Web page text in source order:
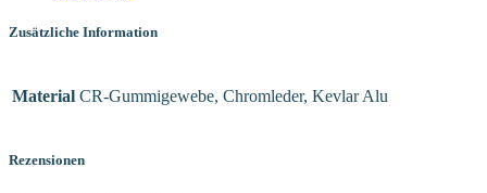
Zusätzliche Information
Material CR-Gummigewebe, Chromleder, Kevlar Alu
Rezensionen